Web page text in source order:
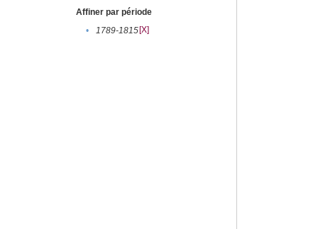
Affiner par période
•
1789-1815[X]